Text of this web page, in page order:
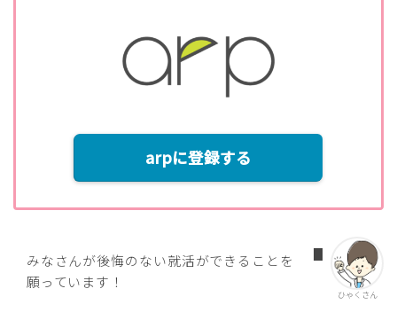
arpに登録する
ひゃくさん
みなさんが後悔のない就活ができることを
願っています！